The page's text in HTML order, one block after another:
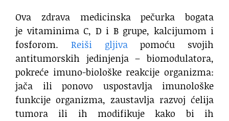
Ova zdrava medicinska pečurka bogata
je vitaminima C, D i B grupe, kalcijumom i
fosforom. Reiši gljivapomoću svojih
antitumorskih jedinjenja – biomodulatora,
pokreće imuno-biološke reakcije organizma:
jača ili ponovo uspostavlja imunološke
funkcije organizma, zaustavlja razvoj ćelija
tumora ili ih modifikuje kako bi ih